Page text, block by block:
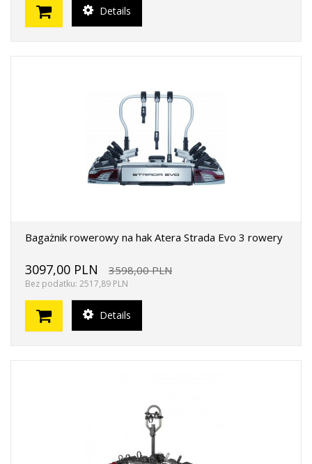
Details
Bagażnik rowerowy na hak Atera Strada Evo 3 rowery
3097,00 PLN 3598,00 PLN
Bez podatku: 2517,89 PLN
Details